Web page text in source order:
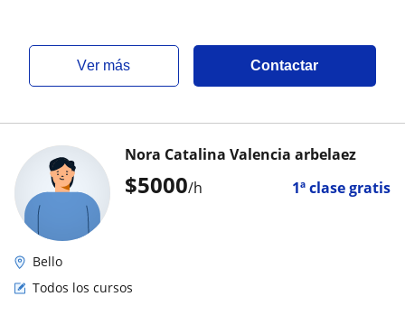
ver más Contactar
$5000/h 1ª clase gratis
Nora Catalina Valencia arbelaez
Bello
Todos los cursos